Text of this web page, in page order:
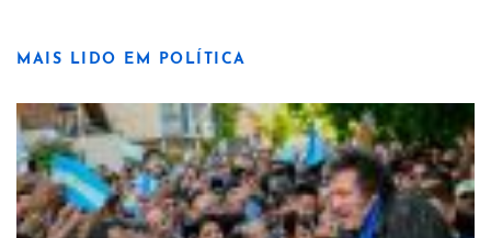
MAIS LIDO EM POLÍTICA